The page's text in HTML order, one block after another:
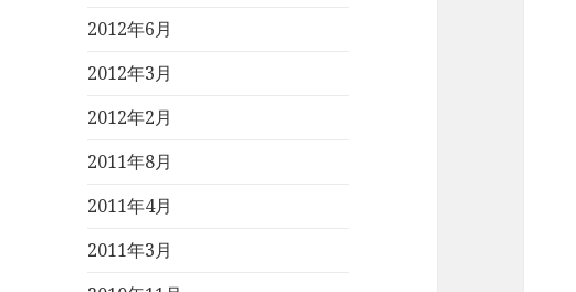
2012年6月
2012年3月
2012年2月
2011年8月
2011年4月
2011年3月